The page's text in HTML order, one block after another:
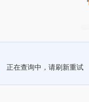
正在查询中，请刷新重试